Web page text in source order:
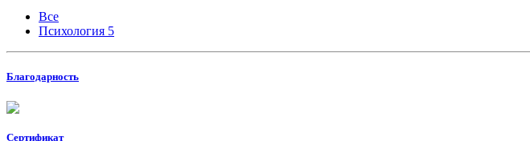
Все
Психология 5
Благодарность
Сертификат